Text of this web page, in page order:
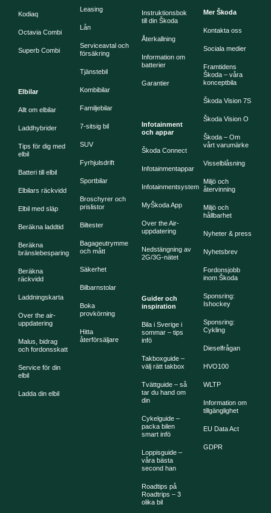
Kodiaq
Octavia Combi
Superb Combi
Elbilar
Allt om elbilar
Laddhybrider
Tips för dig med
elbil
Batteri till elbil
Elbilars räckvidd
Elbil med släp
Beräkna laddtid
Beräkna
bränslebesparing
Beräkna
räckvidd
Laddningskarta
Over the air-
uppdatering
Malus, bidrag
och fordonsskatt
Service för din
elbil
Ladda din elbil
Leasing
Lån
Serviceavtal och
försäkring
Tjänstebil
Kombibilar
Familjebilar
7-sitsig bil
SUV
Fyrhjulsdrift
Sportbilar
Broschyrer och
prislistor
Biltester
Bagageutrymme
och mått
Säkerhet
Bilbarnstolar
Boka
provkörning
Hitta
återförsäljare
Instruktionsbok
till din Škoda
Återkallning
Information om
batterier
Garantier
Infotainment
och appar
Škoda Connect
Infotainmentappar
Infotainmentsystem
MyŠkoda App
Over the Air-
uppdatering
Nedstängning av
2G/3G-nätet
Guider och
inspiration
Bila i Sverige i
sommar – tips
infö
Takboxguide –
välj rätt takbox
Tvättguide – så
tar du hand om
din
Cykelguide –
packa bilen
smart infö
Loppisguide –
våra bästa
second han
Roadtips på
Roadtrips – 3
olika bil
Mer Škoda
Kontakta oss
Sociala medier
Framtidens
Škoda – våra
konceptbila
Škoda Vision 7S
Škoda Vision O
Škoda – Om
vårt varumärke
Visselblåsning
Miljö och
återvinning
Miljö och
hållbarhet
Nyheter & press
Nyhetsbrev
Fordonsjobb
inom Škoda
Sponsring:
Ishockey
Sponsring:
Cykling
Dieselfrågan
HVO100
WLTP
Information om
tillgänglighet
EU Data Act
GDPR